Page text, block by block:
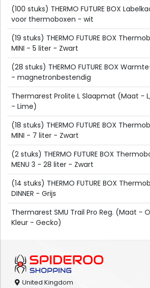
(100 stuks) THERMO FUTURE BOX
voor thermoboxen - wit
(19 stuks) THERMO FUTURE BOX
MINI - 5 liter - Zwart
(28 stuks) THERMO FUTURE BOX
- magnetronbestendig
Thermarest Prolite L Slaapmat (Maat -
- Lime)
(18 stuks) THERMO FUTURE BOX
MINI - 7 liter - Zwart
(2 stuks) THERMO FUTURE BOX
MENU 3 - 28 liter - Zwart
(14 stuks) THERMO FUTURE BOX
DINNER - Grijs
Thermarest SMU Trail Pro Reg. (Maat -
Kleur - Gecko)
United Kingdom